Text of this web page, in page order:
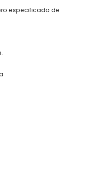
familias con niños
precio del alquiler
acondicionado
villa)
especificado de